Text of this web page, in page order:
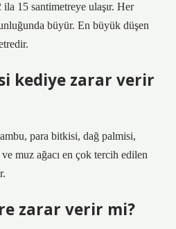
15 santimetreye ulaşır. Her
büyür. En büyük düşen
kediye zarar verir
para bitkisi, dağ palmisi,
muz ağacı en çok tercih edilen
zarar verir mi?